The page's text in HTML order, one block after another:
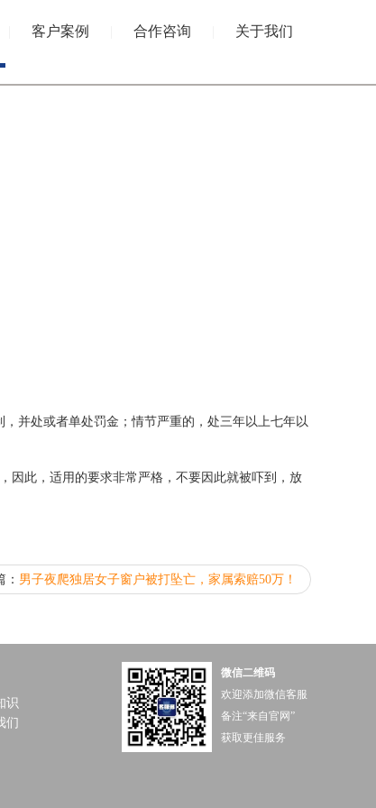
客户案例 合作咨询 关于我们
并处或者单处罚金；情节严重的，处三年以上七年以
因此，适用的要求非常严格，不要因此就被吓到，放
： 男子夜爬独居女子窗户被打坠亡，家属索赔50万！
识
们
微信二维码
欢迎添加微信客服
备注“来自官网”
获取更佳服务